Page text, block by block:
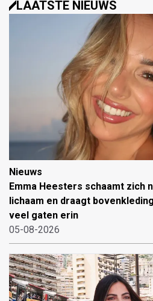
LAATSTE NIEUWS
Nieuws
Emma Heesters schaamt zich
lichaam en draagt
veel gaten erin
05-08-2026